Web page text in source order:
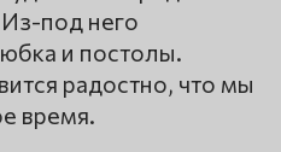
под него
и постолы.
радостно, что мы
время.